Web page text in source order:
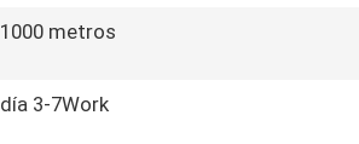
1000 metros
día 3-7Work